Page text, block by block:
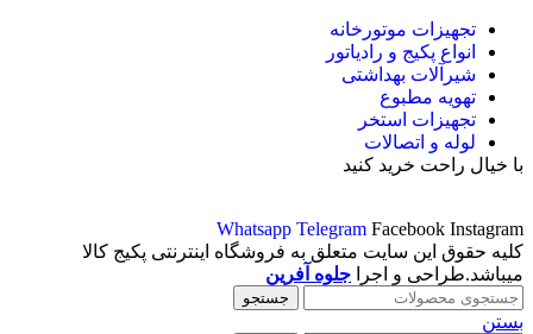
تجهیزات موتورخانه
انواع پکیج و رادیاتور
شیرآلات بهداشتی
تهویه مطبوع
تجهیزات استخر
لوله و اتصالات
با خیال راحت خرید کنید
Whatsapp Telegram Facebook Instagram
کلیه حقوق این سایت متعلق به فروشگاه اینترنتی پکیج کالا
میباشد.طراحی و اجرا جلوه آفرین
جستجو
بستن